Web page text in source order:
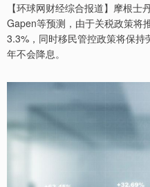
【环球网财经综合报道】摩根
Gapen等预测，由于关税政策将
3.3%，同时移民管控政策将保
年不会降息。